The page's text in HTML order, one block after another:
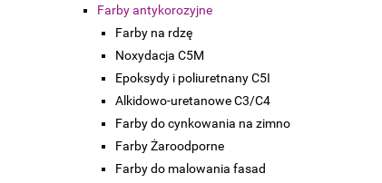
Farby antykorozyjne
Farby na rdzę
Noxydacja C5M
Epoksydy i poliuretnany C5I
Alkidowo-uretanowe C3/C4
Farby do cynkowania na zimno
Farby Żaroodporne
Farby do malowania fasad